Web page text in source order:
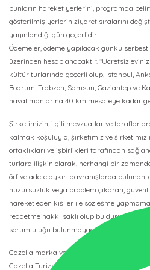
bunların hareket yerlerini, programda
gösterilmiş yerlerin ziyaret sıralarını
yayınlandığı gün geçerlidir.
Ödemeler, ödeme yapılacak günkü
üzerinden hesaplanacaktır. *Ücretsiz
kültür turlarında geçerli olup, İstanbul,
Bodrum, Trabzon, Samsun, Gaziantep ve
havalimanlarına 40 km mesafeye kadar
Şirketimizin, ilgili mevzuatlar ve taraflar
kalmak koşuluyla, şirketimiz ve
ortaklıkları ve işbirlikleri tarafından
turlara ilişkin olarak, herhangi bir
örf ve adete aykırı davranışlarda bulunan,
huzursuzluk veya problem çıkaran,
hareket eden kişiler ile sözleşme
reddetme hakkı saklı olup bu durumda
sorumluluğu bulunmayacaktır.
Gazella marka ve logosu 88-21411 IATA
Gazella Turizm’in tescilli ticari marka ve